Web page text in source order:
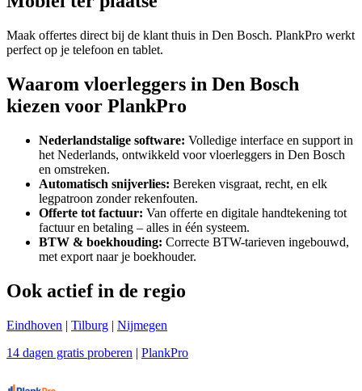
Maak offertes direct bij de klant thuis in Den Bosch. PlankPro werkt
perfect op je telefoon en tablet.
Waarom vloerleggers in Den Bosch
kiezen voor PlankPro
Nederlandstalige software: Volledige interface en support in
het Nederlands, ontwikkeld voor vloerleggers in Den Bosch
en omstreken.
Automatisch snijverlies: Bereken visgraat, recht, en elk
legpatroon zonder rekenfouten.
Offerte tot factuur: Van offerte en digitale handtekening tot
factuur en betaling – alles in één systeem.
BTW & boekhouding: Correcte BTW-tarieven ingebouwd,
met export naar je boekhouder.
Ook actief in de regio
Eindhoven | Tilburg | Nijmegen
14 dagen gratis proberen | PlankPro